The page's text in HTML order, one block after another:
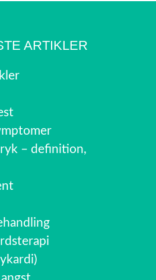
ARTIKLER
– definition,